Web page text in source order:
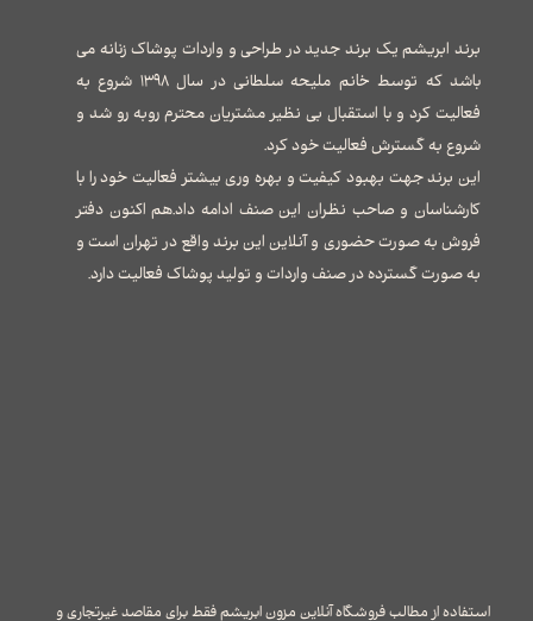
برند ابریشم یک برند جدید در طراحی و واردات پوشاک زنانه می
باشد که توسط خانم ملیحه سلطانی در سال ۱۳۹۸ شروع به
فعالیت کرد و با استقبال بی نظیر مشتریان محترم روبه رو شد و
شروع به گسترش فعالیت خود کرد.
این برند جهت بهبود کیفیت و بهره وری بیشتر فعالیت خود را با
کارشناسان و صاحب نظران این صنف ادامه داد.هم اکنون دفتر
فروش به صورت حضوری و آنلاین این برند واقع در تهران است و
به صورت گسترده در صنف واردات و تولید پوشاک فعالیت دارد.
استفاده از مطالب فروشگاه آنلاین مزون ابریشم فقط برای مقاصد غیرتجاری و